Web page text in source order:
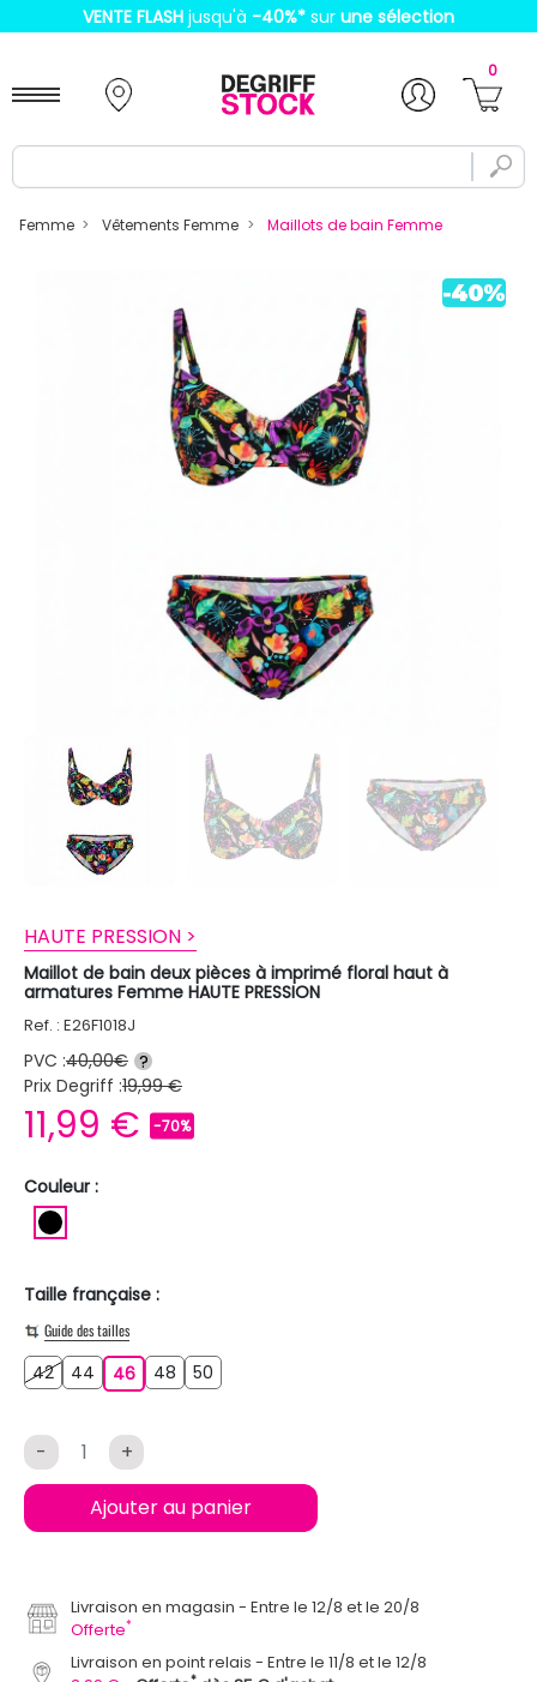
VENTE FLASH jusqu'à -40%* sur une sélection
0
Femme Vêtements Femme Maillots de bain Femme
HAUTE PRESSION >
Maillot de bain deux pièces à imprimé floral haut à
armatures Femme HAUTE PRESSION
Ref. : E26F1018J
PVC :40,00€ ?
Prix Degriff :19,99 €
11,99 € -70%
Couleur :
Taille française :
Guide des tailles
424244 44464648 4850
- +
Ajouter au panier
Livraison en magasin
Entre le 12/8 et le 20/8
Offerte*
Livraison en point relais
Entre le 11/8 et le 12/8